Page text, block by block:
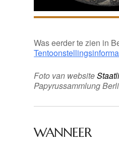
Was eerder te zien in
Foto van website
Papyrussammlung
WANNEER